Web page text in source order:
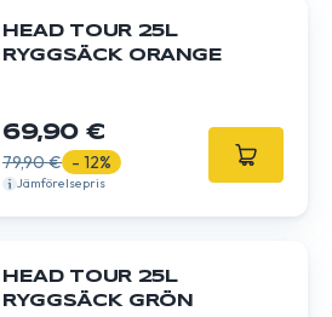
HEAD TOUR 25L
RYGGSÄCK ORANGE
69,90 €
79,90 € - 12%
Jämförelsepris
HEAD TOUR 25L
RYGGSÄCK GRÖN